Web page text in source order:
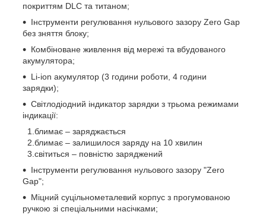
покриттям DLC та титаном;
Інструменти регулювання нульового зазору Zero Gap
без зняття блоку;
Комбіноване живлення від мережі та вбудованого
акумулятора;
Li-ion акумулятор (3 години роботи, 4 години
зарядки);
Світлодіодний індикатор зарядки з трьома режимами
індикації:
1.блимає – заряджається
2.блимає – залишилося заряду на 10 хвилин
3.світиться – повністю заряджений
Інструменти регулювання нульового зазору "Zero
Gap";
Міцний суцільнометалевий корпус з прогумованою
ручкою зі спеціальними насічками;